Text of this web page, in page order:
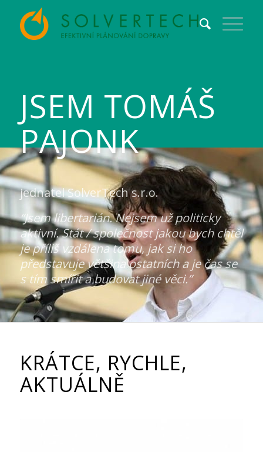
JSEM TOMÁŠ
PAJONK
jednatel SolverTech s.r.o.
“Jsem libertarián. Nejsem už politicky
aktivní. Stát / společnost jakou bych chtěl
je příliš vzdálena tomu, jak si ho
představuje většina ostatních a je čas se
s tím smířit a budovat jiné věci.”
KRÁTCE, RYCHLE,
AKTUÁLNĚ